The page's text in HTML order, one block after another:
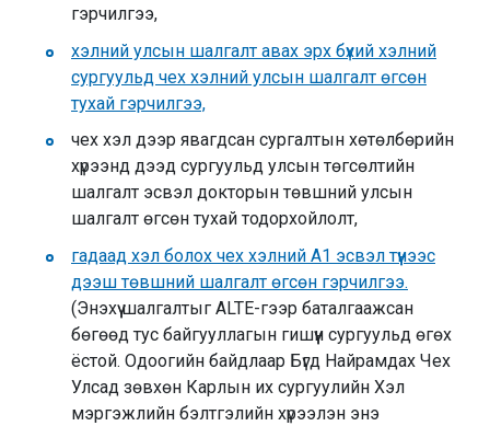
гэрчилгээ,
хэлний улсын шалгалт авах эрх бүхий хэлний
сургуульд чех хэлний улсын шалгалт өгсөн
тухай гэрчилгээ,
чех хэл дээр явагдсан сургалтын хөтөлбөрийн
хүрээнд дээд сургуульд улсын төгсөлтийн
шалгалт эсвэл докторын төвшний улсын
шалгалт өгсөн тухай тодорхойлолт,
гадаад хэл болох чех хэлний A1 эсвэл түүнээс
дээш төвшний шалгалт өгсөн гэрчилгээ.
(Энэхүү шалгалтыг ALTE-гээр баталгаажсан
бөгөөд тус байгууллагын гишүүн сургуульд өгөх
ёстой. Одоогийн байдлаар Бүгд Найрамдах Чех
Улсад зөвхөн Карлын их сургуулийн Хэл
мэргэжлийн бэлтгэлийн хүрээлэн энэ